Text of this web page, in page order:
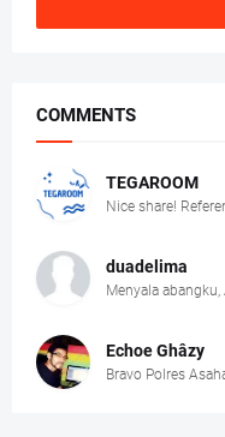
COMMENTS
TEGAROOM
Nice share!
duadelima
Menyala
Echoe Ghâzy
Bravo Polres